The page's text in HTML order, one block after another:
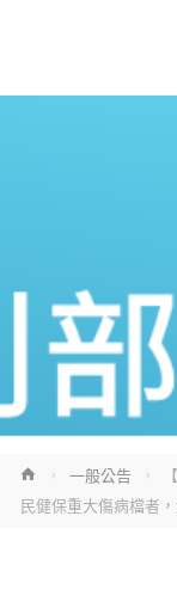
Home一般公告
民健保重大傷病檔者